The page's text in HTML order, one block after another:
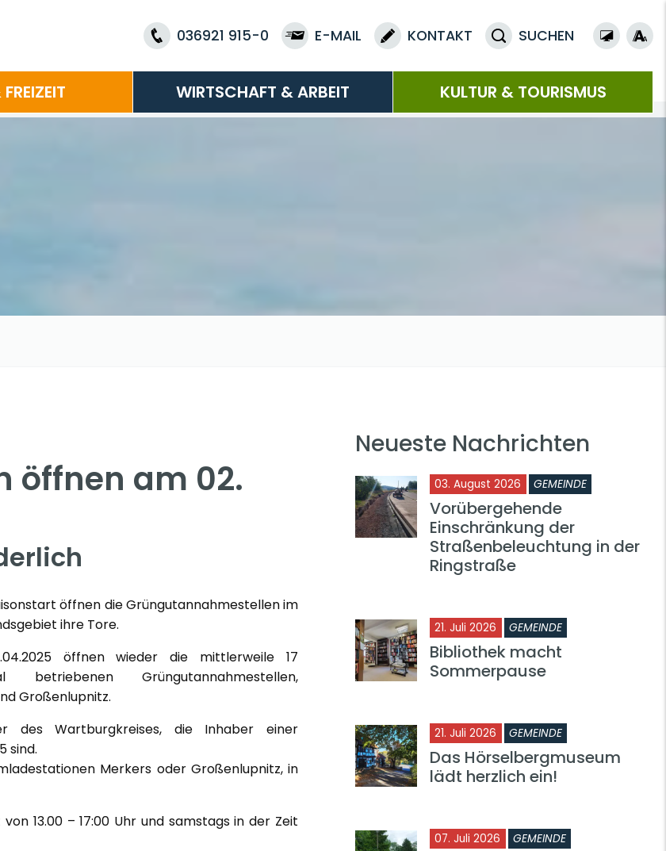
036921 915-0 E-MAIL KONTAKT SUCHEN
WIRTSCHAFT & ARBEIT KULTUR & TOURISMUS
öffnen am 02.
öffnen die Grüngutannahmestellen im
ihre Tore.
öffnen wieder die mittlerweile 17
betriebenen Grüngutannahmestellen,
Großenlupnitz.
des Wartburgkreises, die Inhaber einer
sind.
Merkers oder Großenlupnitz, in
13.00 – 17:00 Uhr und samstags in der Zeit
Neueste Nachrichten
03. August 2026 GEMEINDE
Vorübergehende
Einschränkung der
Straßenbeleuchtung in der
Ringstraße
21. Juli 2026 GEMEINDE
Bibliothek macht
Sommerpause
21. Juli 2026 GEMEINDE
Das Hörselbergmuseum
lädt herzlich ein!
07. Juli 2026 GEMEINDE